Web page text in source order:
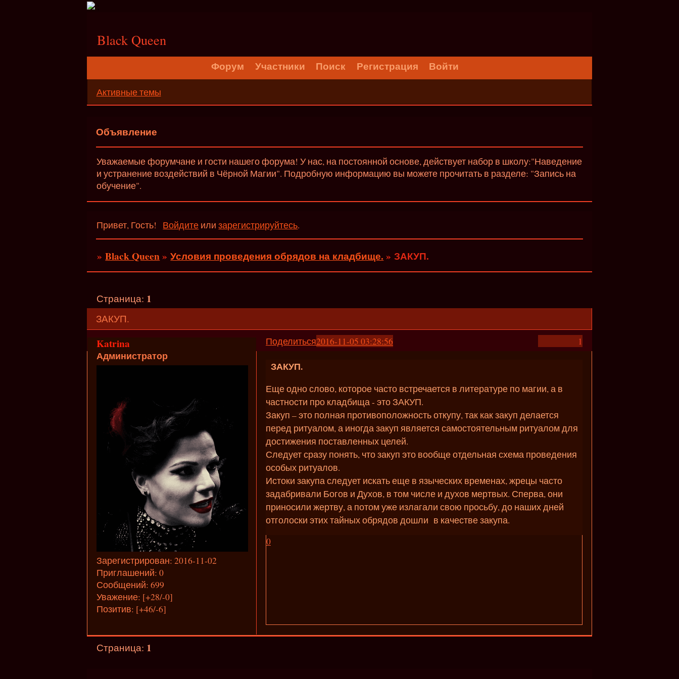
Black Queen
Форум Участники Поиск Регистрация Войти
Активные темы
Объявление
Уважаемые форумчане и гости нашего форума! У нас, на постоянной основе, действует набор в школу:"Наведение
и устранение воздействий в Чёрной Магии". Подробную информацию вы можете прочитать в разделе: "Запись на
обучение".
Привет, Гость! Войдите илизарегистрируйтесь.
»Black Queen»Условия проведения обрядов на кладбище. »ЗАКУП.
ЗАКУП.
Страница: 1
Поделиться 1
2016-11-05 03:28:56
Katrina
Администратор
Зарегистрирован: 2016-11-02
Приглашений: 0
Сообщений: 699
Уважение: [+28/-0]
Позитив: [+46/-6]
ЗАКУП.
Еще одно слово, которое часто встречается в литературе по магии, а в
частности про кладбища - это ЗАКУП.
Закуп – это полная противоположность откупу, так как закуп делается
перед ритуалом, а иногда закуп является самостоятельным ритуалом для
достижения поставленных целей.
Следует сразу понять, что закуп это вообще отдельная схема проведения
особых ритуалов.
Истоки закупа следует искать еще в языческих временах, жрецы часто
задабривали Богов и Духов, в том числе и духов мертвых. Сперва, они
приносили жертву, а потом уже излагали свою просьбу, до наших дней
отголоски этих тайных обрядов дошли в качестве закупа.
0
Страница: 1